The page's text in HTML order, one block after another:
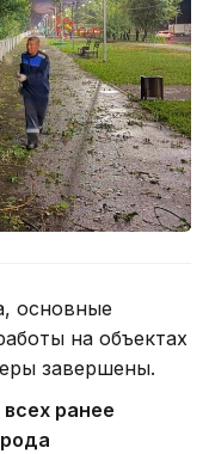
основные
на объектах
завершены.
ранее